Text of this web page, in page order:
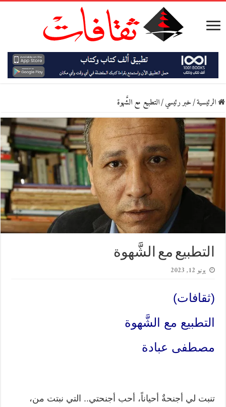
الرئيسية/خبر رئيسي/التطبيع مع الشَّهوة
التطبيع مع الشَّهوة
يونيو 12, 2023
(ثقافات)
التطبيع مع الشَّهوة
مصطفى عبادة
تنبت لي أجنحةٌ أحياناً، أحب أجنحتي.. التي نبتت من،